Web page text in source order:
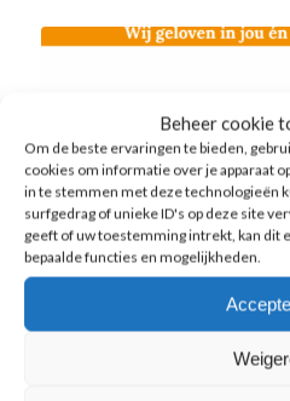
Beheer cookie
Om de beste ervaringen te bieden,
cookies om informatie over je apparaat
in te stemmen met deze technologieën
surfgedrag of unieke ID's op deze site
geeft of uw toestemming intrekt, kan dit
bepaalde functies en mogelijkheden.